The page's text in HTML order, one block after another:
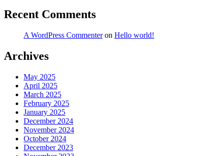
Recent Comments
A WordPress Commenteron Hello world!
Archives
May 2025
April 2025
March 2025
February 2025
January 2025
December 2024
November 2024
October 2024
December 2023